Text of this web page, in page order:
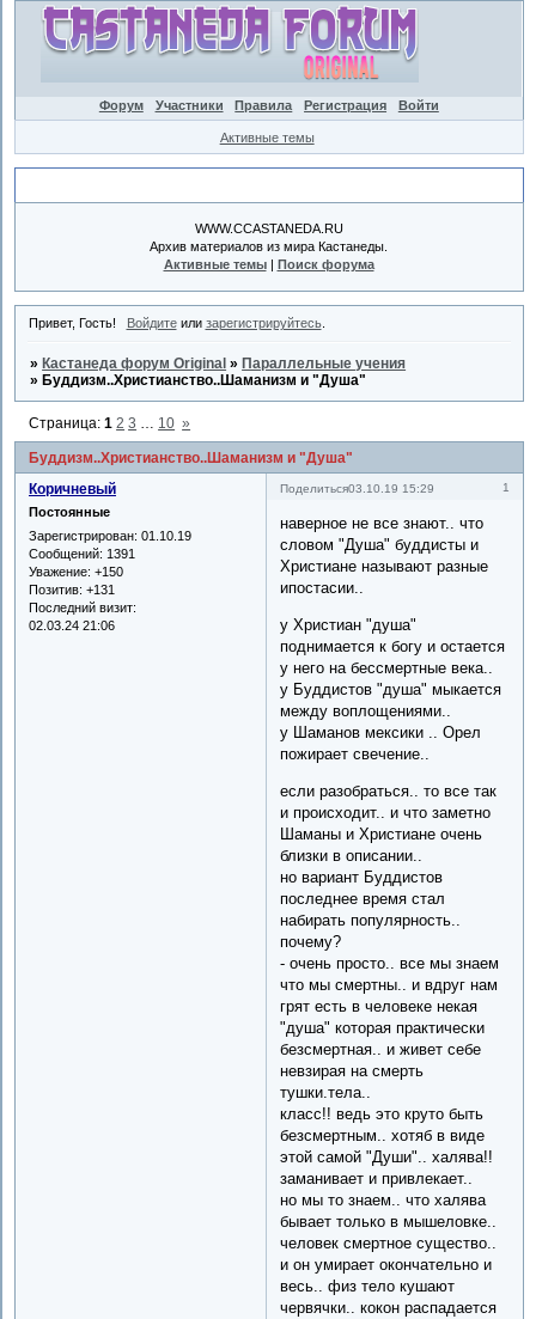
Форум Участники Правила Регистрация Войти
Активные темы
WWW.CCASTANEDA.RU
Архив материалов из мира Кастанеды.
Активные темы| Поиск форума
Привет, Гость! Войдитеили зарегистрируйтесь.
» Кастанеда форум Original » Параллельные учения
» Буддизм..Христианство..Шаманизм и "Душа"
Буддизм..Христианство..Шаманизм и "Душа"
Страница:1 2 3 10 »
Поделиться 1
03.10.19 15:29
Коричневый
Постоянные
Зарегистрирован: 01.10.19
Сообщений: 1391
Уважение: +150
Позитив: +131
Последний визит:
02.03.24 21:06
наверное не все знают.. что
словом "Душа" буддисты и
Христиане называют разные
ипостасии..
у Христиан "душа"
поднимается к богу и остается
у него на бессмертные века..
у Буддистов "душа" мыкается
между воплощениями..
у Шаманов мексики .. Орел
пожирает свечение..
если разобраться.. то все так
и происходит.. и что заметно
Шаманы и Христиане очень
близки в описании..
но вариант Буддистов
последнее время стал
набирать популярность..
почему?
- очень просто.. все мы знаем
что мы смертны.. и вдруг нам
грят есть в человеке некая
"душа" которая практически
безсмертная.. и живет себе
невзирая на смерть
тушки.тела..
класс!! ведь это круто быть
безсмертным.. хотяб в виде
этой самой "Души".. халява!!
заманивает и привлекает..
но мы то знаем.. что халява
бывает только в мышеловке..
человек смертное существо..
и он умирает окончательно и
весь.. физ тело кушают
червячки.. кокон распадается